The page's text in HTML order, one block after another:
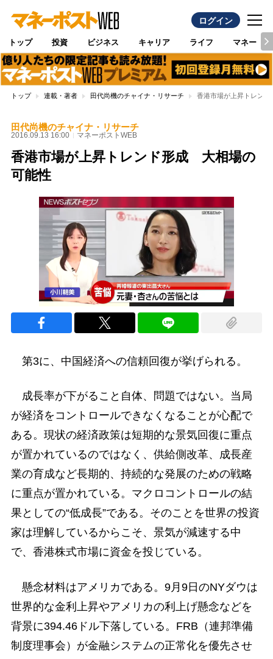
ログイン
トップ 投資 ビジネス キャリア ライフ マネー
トップ 連載・著者 田代尚機のチャイナ・リサーチ 香港市場が上昇トレン
田代尚機のチャイナ・リサーチ
2016.09.13 16:00 マネーポストWEB
香港市場が上昇トレンド形成 大相場の
可能性
第3に、中国経済への信頼回復が挙げられる。
成長率が下がること自体、問題ではない。当局
が経済をコントロールできなくなることが心配で
ある。現状の経済政策は短期的な景気回復に重点
が置かれているのではなく、供給側改革、成長産
業の育成など長期的、持続的な発展のための戦略
に重点が置かれている。マクロコントロールの結
果としての“低成長”である。そのことを世界の投資
家は理解しているからこそ、景気が減速する中
で、香港株式市場に資金を投じている。
懸念材料はアメリカである。9月9日のNYダウは
世界的な金利上昇やアメリカの利上げ懸念などを
背景に394.46ドル下落している。FRB（連邦準備
制度理事会）が金融システムの正常化を優先させ